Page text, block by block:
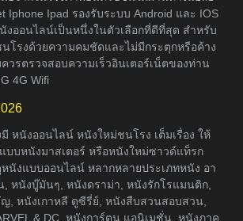
Iphone Ipad รองรับระบบ Android และ IOS
งออนไลน์เป็นหนึ่งในตัวเลือกที่ดีที่สุด สำหรับ
โรงด้วยความคมชัดและไม่มีกระตุกหรือค้าง
วรตรวจสอบความเร็วอินเตอร์เน็ตของท่าน
4G Wifi
หนังออนไลน์ หนังใหม่ชนโรง เต็มเรื่อง ให้
บบหนังมาสเตอร์ หรือหนังใหม่ซาวด์แท็รก
นังแบบออนไลน์ หลากหลายประเภทหนัง อา
หนังบู๊มันๆ, หนังดราม่า, หนังรักโรแมนติก,
, หนังเกาหลี ดูซีรี่ย์, หนังสืบสวนสอบสวน,
& DC, หนังการ์ตูน แอนิเมชั่น ,หนังภาค